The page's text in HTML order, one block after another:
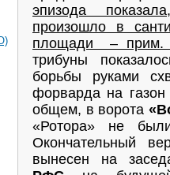
эпизода
произошло в
площади – прим.
трибуны
борьбы руками
форварда на газон
общем, в ворота
«Ротора» не
Окончательный
вынесен на